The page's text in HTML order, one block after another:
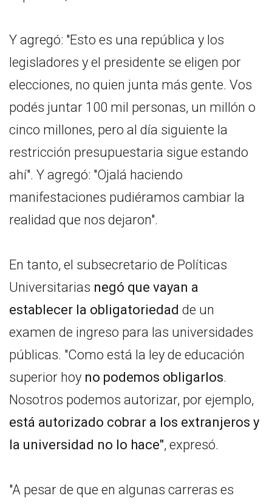
Y agregó: "Esto es una república y los
legisladores y el presidente se eligen por
elecciones, no quien junta más gente. Vos
podés juntar 100 mil personas, un millón o
cinco millones, pero al día siguiente la
restricción presupuestaria sigue estando
ahí". Y agregó: "Ojalá haciendo
manifestaciones pudiéramos cambiar la
realidad que nos dejaron".
En tanto, el subsecretario de Políticas
Universitarias negó que vayan a
establecer la obligatoriedad de un
examen de ingreso para las universidades
públicas. "Como está la ley de educación
superior hoy no podemos obligarlos.
Nosotros podemos autorizar, por ejemplo,
está autorizado cobrar a los extranjeros y
la universidad no lo hace", expresó.
"A pesar de que en algunas carreras es